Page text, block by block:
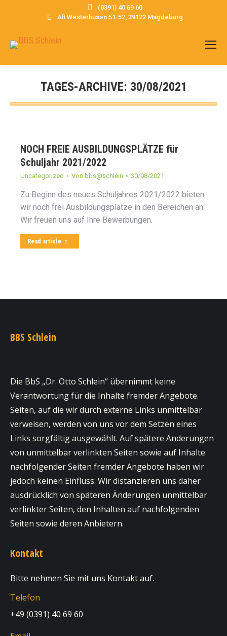
(0391) 40 69 60
Alt Westerhüsen 51-52, 39122 Magdeburg
TAGES-ARCHIVE: 30/08/2021
Sie befinden sich hier:
NOCH FREIE AUSBILDUNGSPLÄTZE für
Schuljahr 2021/2022
Uncategorized Von bbs@schlein 30/08/2021
Zu Beginn des neues Schuljahres 2021/2022 bieten
wir noch frei Ausbildungsplätze in den Bereichen an.
Wir freuen uns auf Ihre Bewerbungen.
Read article
BBS Schlein
Die BbS „Dr. Otto Schlein“ übernimmt keine
Verantwortung für die Inhalte fremder Angebote.
Seiten, auf die wir durch externe Links unmittelbar
verweisen, werden von uns vor dem Setzen eines
Links sorgfältig ausgewählt. Auf spätere Änderungen
von unmittelbar verlinkten Seiten sowie auf Inhalte
nachfolgender Seiten fremder Angebote haben wir
jedoch keinen Einfluss. Wir distanzieren uns daher
ausdrücklich von späteren Änderungen unmittelbar
verlinkter Seiten, den Inhalten auf nachfolgenden
Seiten sowie deren Anbietern.
Kontakt
Bitte nehmen Sie mit uns Kontakt auf.
Telefon
+49 (0391) 40 69 60